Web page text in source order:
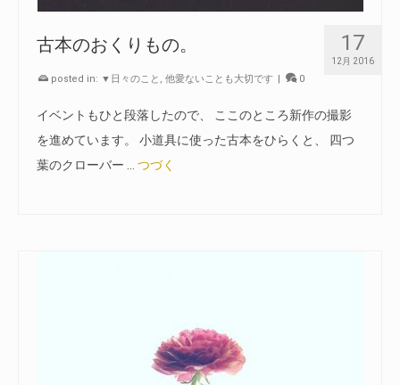
17
12月 2016
古本のおくりもの。
posted in: ▼日々のこと , 他愛ないことも大切です | 0
イベントもひと段落したので、 ここのところ新作の撮影
を進めています。 小道具に使った古本をひらくと、 四つ
葉のクローバー … つづく